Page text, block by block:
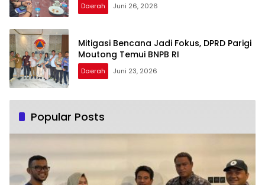
Daerah Juni 26, 2026
Mitigasi Bencana Jadi Fokus, DPRD Parigi
Moutong Temui BNPB RI
Daerah Juni 23, 2026
Popular Posts